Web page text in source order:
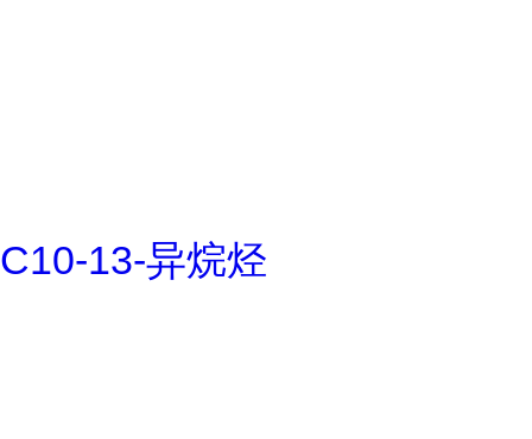
C10-13-异烷烃